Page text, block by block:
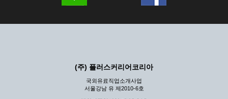
(주) 플러스커리어코리아
국외유료직업소개사업
서울강남 유 제2010-6호